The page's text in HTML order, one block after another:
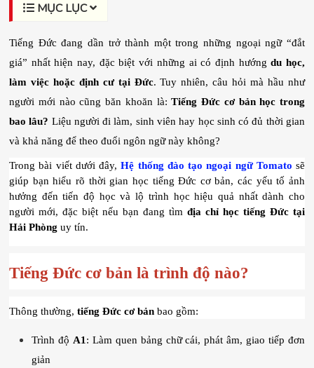
MỤC LỤC
Tiếng Đức đang dần trở thành một trong những ngoại ngữ “đắt
giá” nhất hiện nay, đặc biệt với những ai có định hướng du học,
làm việc hoặc định cư tại Đức. Tuy nhiên, câu hỏi mà hầu như
người mới nào cũng băn khoăn là: Tiếng Đức cơ bản học trong
bao lâu? Liệu người đi làm, sinh viên hay học sinh có đủ thời gian
và khả năng để theo đuổi ngôn ngữ này không?
Trong bài viết dưới đây, Hệ thống đào tạo ngoại ngữ Tomato sẽ
giúp bạn hiểu rõ thời gian học tiếng Đức cơ bản, các yếu tố ảnh
hưởng đến tiến độ học và lộ trình học hiệu quả nhất dành cho
người mới, đặc biệt nếu bạn đang tìm địa chỉ học tiếng Đức tại
Hải Phòng uy tín.
Tiếng Đức cơ bản là trình độ nào?
Thông thường, tiếng Đức cơ bản bao gồm:
Trình độ A1 : Làm quen bảng chữ cái, phát âm, giao tiếp đơn
giản